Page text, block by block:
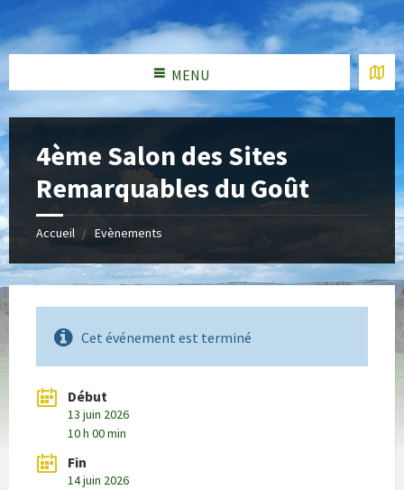
MENU
4ème Salon des Sites
Remarquables du Goût
Accueil Evènements
Cet événement est terminé
Début
13 juin 2026
10 h 00 min
Fin
14 juin 2026